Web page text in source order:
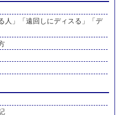
人」「遠回しにディスる」「デ